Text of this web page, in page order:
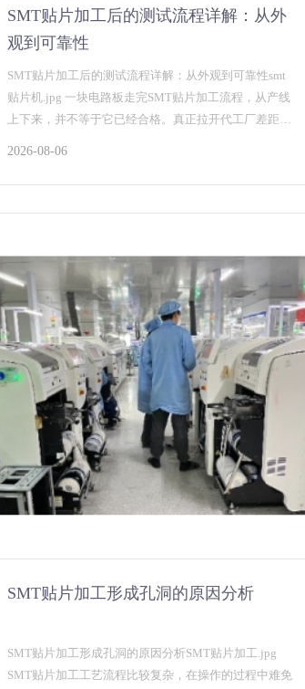
SMT贴片加工后的测试流程详解：从外
观到可靠性
SMT贴片加工后的测试流程详解：从外观到可靠性smt
贴片机.jpg 一块电路板走完SMT贴片加工流程，从产线
上下来，并不等于它已经合格。真正拉开代工厂差距
2026-08-06
SMT贴片加工形成孔洞的原因分析
SMT贴片加工形成孔洞的原因分析SMT贴片加工.jpg
SMT贴片加工工艺流程比较复杂，在操作的过程中难免